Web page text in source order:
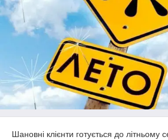
Шановні клієнти готується до літньому